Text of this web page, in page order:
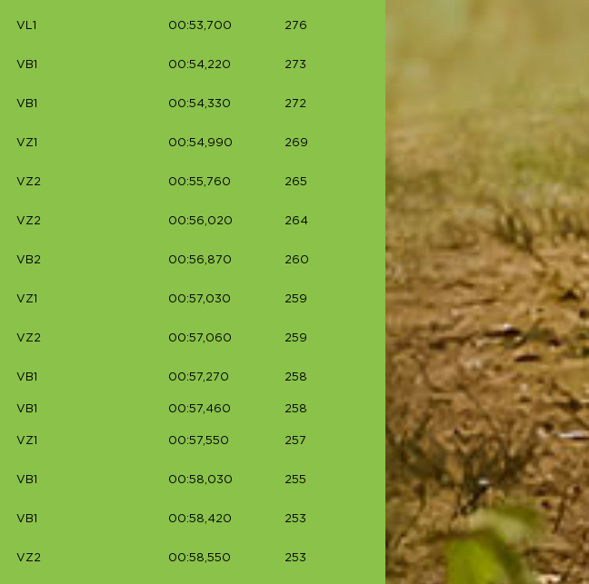
VL1 00:53,700 276
VB1 00:54,220 273
VB1 00:54,330 272
VZ1 00:54,990 269
VZ2 00:55,760 265
VZ2 00:56,020 264
VB2 00:56,870 260
VZ1 00:57,030 259
VZ2 00:57,060 259
VB1 00:57,270 258
VB1 00:57,460 258
VZ1 00:57,550 257
VB1 00:58,030 255
VB1 00:58,420 253
VZ2 00:58,550 253